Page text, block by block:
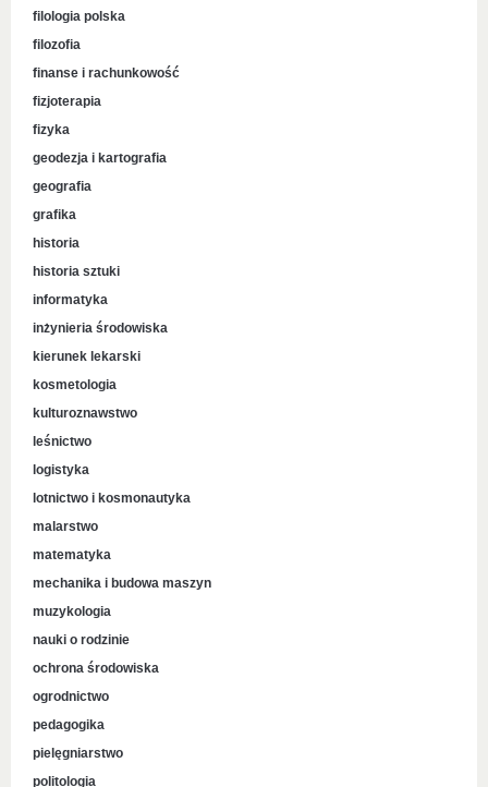
filologia polska
filozofia
finanse i rachunkowość
fizjoterapia
fizyka
geodezja i kartografia
geografia
grafika
historia
historia sztuki
informatyka
inżynieria środowiska
kierunek lekarski
kosmetologia
kulturoznawstwo
leśnictwo
logistyka
lotnictwo i kosmonautyka
malarstwo
matematyka
mechanika i budowa maszyn
muzykologia
nauki o rodzinie
ochrona środowiska
ogrodnictwo
pedagogika
pielęgniarstwo
politologia